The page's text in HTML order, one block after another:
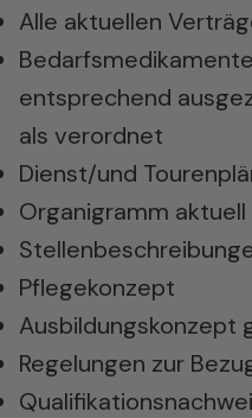
Alle aktuellen
entsprechend
als verordnet
Dienst/und
Organigramm aktuell
Pflegekonzept
Ausbildungskonzept
Regelungen zur